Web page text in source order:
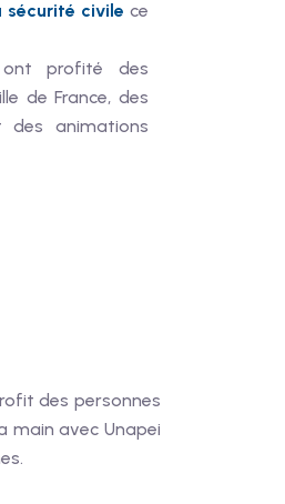
sécurité civile ce
ont profité des
de France, des
des animations
des personnes
main avec Unapei